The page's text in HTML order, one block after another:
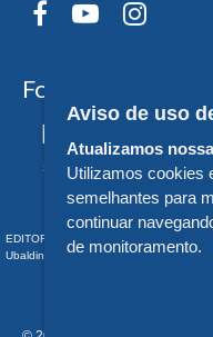
Formas de
EDITORA DA UNIVERSIDADE
Ubaldino do Amaral, 321 - Alto da Glória
Aviso de uso
Atualizamos
Utilizamos cookies
semelhantes para
continuar
de monitoramento.